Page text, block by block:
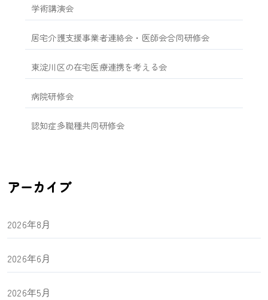
学術講演会
居宅介護支援事業者連絡会・医師会合同研修会
東淀川区の在宅医療連携を考える会
病院研修会
認知症多職種共同研修会
アーカイブ
2026年8月
2026年6月
2026年5月